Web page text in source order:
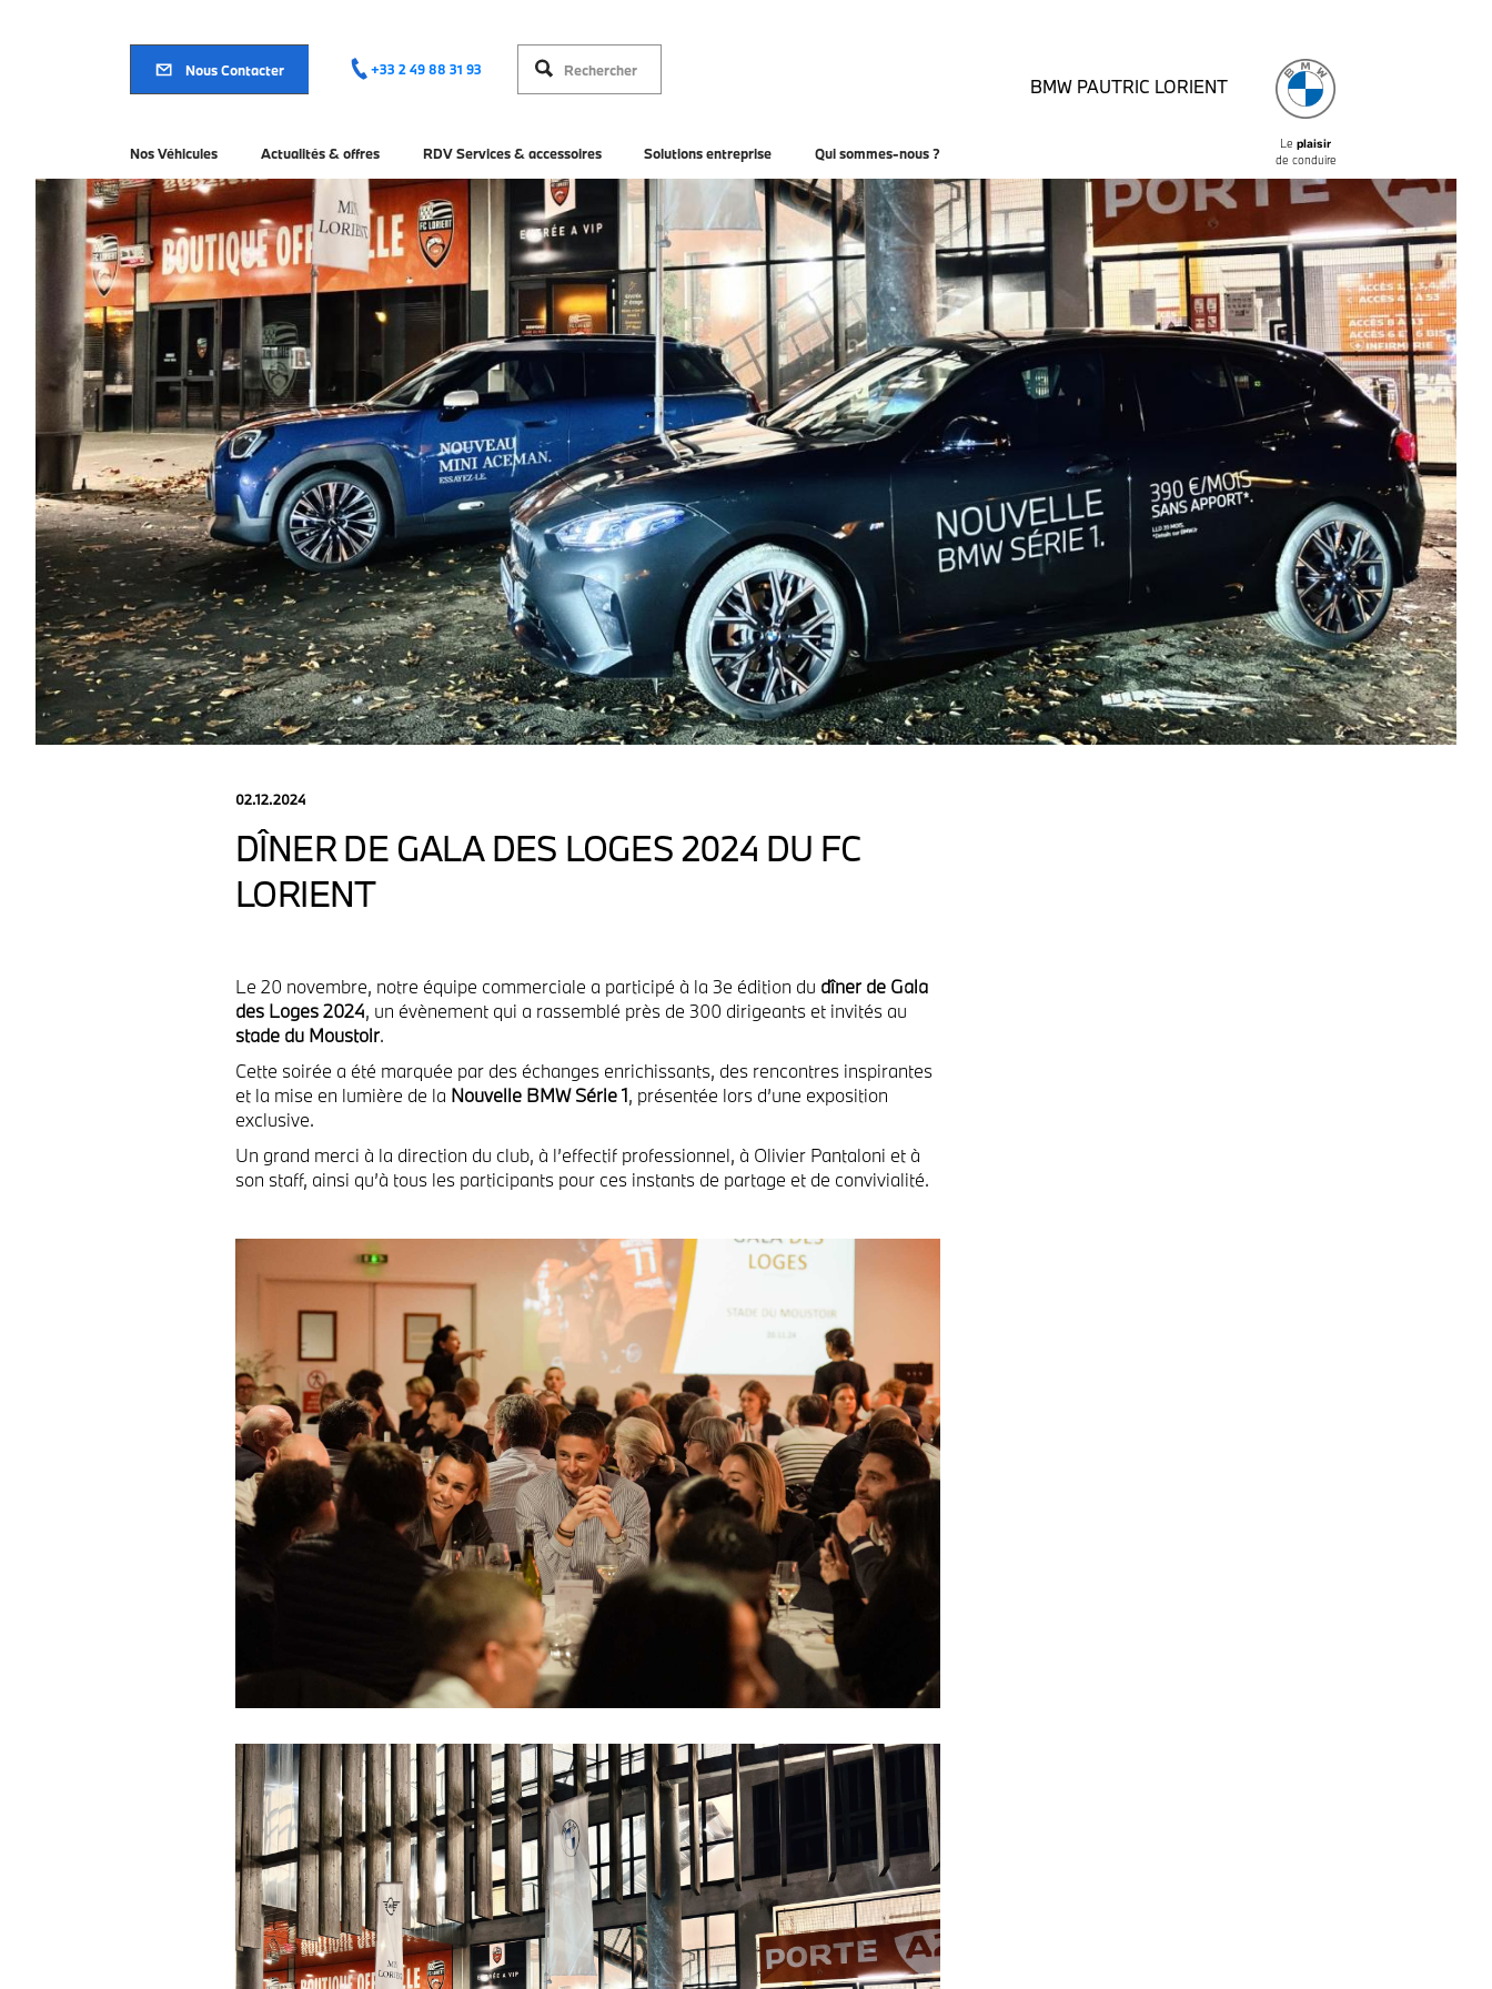
BMW PAUTRIC LORIENT
Le plaisir
de conduire
Nous Contacter +33 2 49 88 31 93
Nos Véhicules Actualités & offres RDV Services & accessoires Solutions entreprise Qui sommes-nous ?
02.12.2024
DÎNER DE GALA DES LOGES 2024 DU FC
LORIENT
Le 20 novembre, notre équipe commerciale a participé à la 3e édition du dîner de Gala
des Loges 2024, un évènement qui a rassemblé près de 300 dirigeants et invités au
stade du Moustoir.
Cette soirée a été marquée par des échanges enrichissants, des rencontres inspirantes
et la mise en lumière de la Nouvelle BMW Série 1, présentée lors d’une exposition
exclusive.
Un grand merci à la direction du club, à l’effectif professionnel, à Olivier Pantaloni et à
son staff, ainsi qu’à tous les participants pour ces instants de partage et de convivialité.